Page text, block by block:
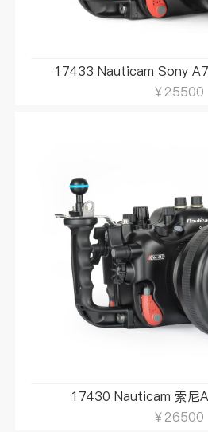
17433 Nauticam Sony
￥25500
17430 Nauticam 索尼
￥26500